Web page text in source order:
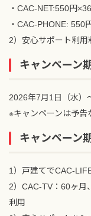
・CAC-NET:550円
・CAC-PHONE: 550
2）安心サポート利
キャンペーン
2026年7月1日（水）
※キャンペーンは予告
キャンペーン
1）戸建てでCAC-
2）CAC-TV：60ヶ月
利用